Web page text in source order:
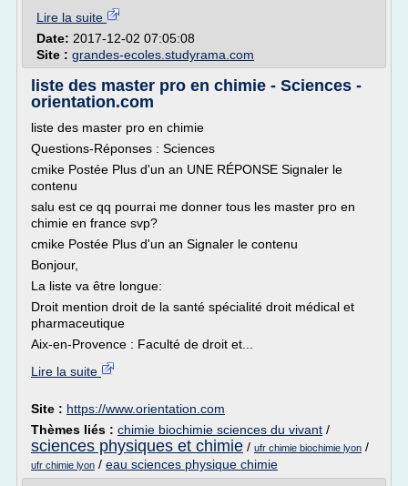
Lire la suite
Date: 2017-12-02 07:05:08
Site : grandes-ecoles.studyrama.com
liste des master pro en chimie - Sciences -
orientation.com
liste des master pro en chimie
Questions-Réponses : Sciences
cmike Postée Plus d'un an UNE RÉPONSE Signaler le
contenu
salu est ce qq pourrai me donner tous les master pro en
chimie en france svp?
cmike Postée Plus d'un an Signaler le contenu
Bonjour,
La liste va être longue:
Droit mention droit de la santé spécialité droit médical et
pharmaceutique
Aix-en-Provence : Faculté de droit et...
Lire la suite
Site : https://www.orientation.com
Thèmes liés : chimie biochimie sciences du vivant /
sciences physiques et chimie / ufr chimie biochimie lyon /
ufr chimie lyon / eau sciences physique chimie